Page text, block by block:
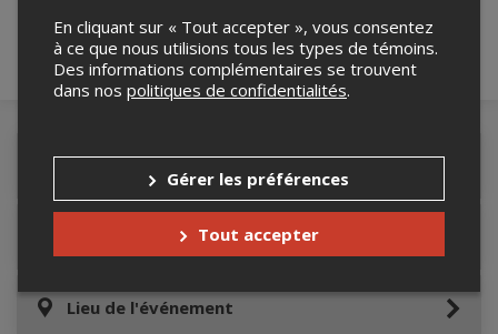
Informations relatives au stationnement
Lieu de l'événement
En cliquant sur « Tout accepter », vous consentez
à ce que nous utilisions tous les types de témoins.
Des informations complémentaires se trouvent
dans nos politiques de confidentialités.
Gérer les préférences
Tout accepter